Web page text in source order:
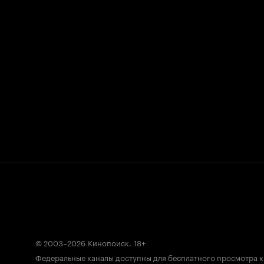
© 2003–2026 Кинопоиск. 18+
Федеральные каналы доступны для бесплатного просмотра